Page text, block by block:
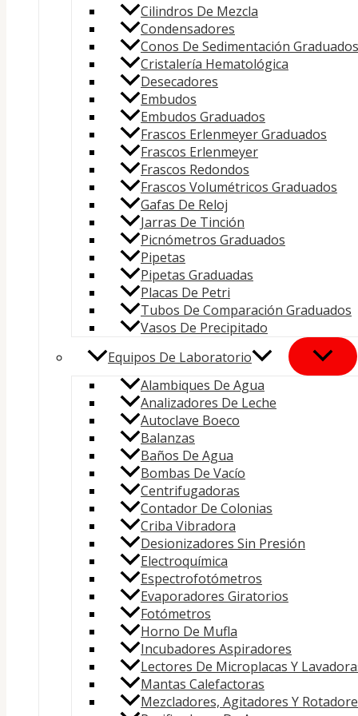
Cilindros De Mezcla
Condensadores
Conos De Sedimentación Graduados
Cristalería Hematológica
Desecadores
Embudos
Embudos Graduados
Frascos Erlenmeyer Graduados
Frascos Erlenmeyer
Frascos Redondos
Frascos Volumétricos Graduados
Gafas De Reloj
Jarras De Tinción
Picnómetros Graduados
Pipetas
Pipetas Graduadas
Placas De Petri
Tubos De Comparación Graduados
Vasos De Precipitado
Equipos De Laboratorio
Alambiques De Agua
Analizadores De Leche
Autoclave Boeco
Balanzas
Baños De Agua
Bombas De Vacío
Centrifugadoras
Contador De Colonias
Criba Vibradora
Desionizadores Sin Presión
Electroquímica
Espectrofotómetros
Evaporadores Giratorios
Fotómetros
Horno De Mufla
Incubadores Aspiradores
Lectores De Microplacas Y
Mantas Calefactoras
Mezcladores, Agitadores Y